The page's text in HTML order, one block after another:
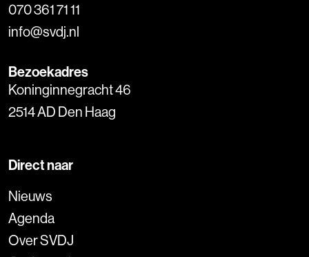
070 361 71 11
info@svdj.nl
Bezoekadres
Koninginnegracht 46
2514 AD Den Haag
Direct naar
Nieuws
Agenda
Over SVDJ